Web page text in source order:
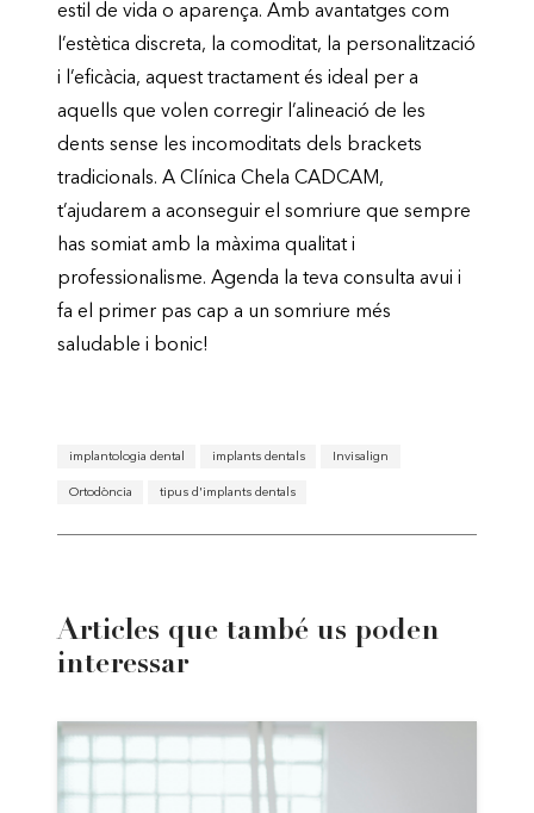
estil de vida o aparença. Amb avantatges com
l’estètica discreta, la comoditat, la personalització
i l’eficàcia, aquest tractament és ideal per a
aquells que volen corregir l’alineació de les
dents sense les incomoditats dels brackets
tradicionals. A Clínica Chela CADCAM,
t’ajudarem a aconseguir el somriure que sempre
has somiat amb la màxima qualitat i
professionalisme. Agenda la teva consulta avui i
fa el primer pas cap a un somriure més
saludable i bonic!
implantologia dental implants dentals Invisalign
Ortodòncia tipus d'implants dentals
Articles que també us poden
interessar